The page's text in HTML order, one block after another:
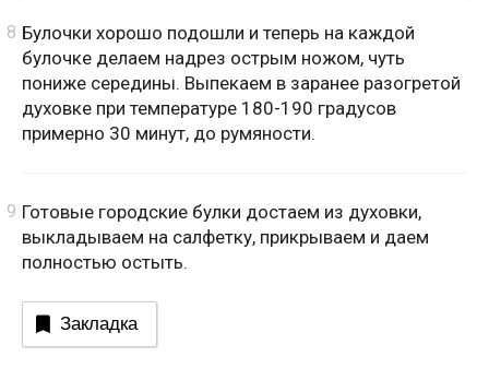
Булочки хорошо подошли и теперь на каждой
булочке делаем надрез острым ножом, чуть
пониже середины. Выпекаем в заранее разогретой
духовке при температуре 180-190 градусов
примерно 30 минут, до румяности.
Готовые городские булки достаем из духовки,
выкладываем на салфетку, прикрываем и даем
полностью остыть.
Закладка